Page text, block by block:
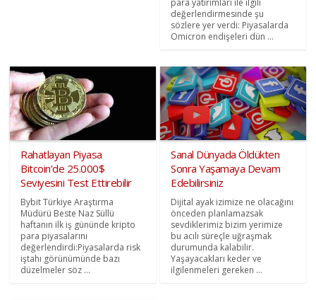
para yatırımları ile ilgili
değerlendirmesinde şu
sözlere yer verdi: Piyasalarda
Omicron endişeleri dün ...
Rahatlayan Piyasa
Bitcoin’de 25.000$
Seviyesini Test Ettirebilir
Bybit Türkiye Araştırma
Müdürü Beste Naz Süllü
haftanın ilk iş gününde kripto
para piyasalarını
değerlendirdi:Piyasalarda risk
iştahı görünümünde bazı
düzelmeler söz ...
Sanal Dünyada Öldükten
Sonra Yaşamaya Devam
Edebilirsiniz
Dijital ayak izimize ne olacağını
önceden planlamazsak
sevdiklerimiz bizim yerimize
bu acılı süreçle uğraşmak
durumunda kalabilir.
Yaşayacakları keder ve
ilgilenmeleri gereken ...